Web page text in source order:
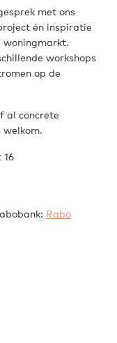
met ons
én inspiratie
woningmarkt.
workshops
op de
al concrete
welkom.
16
Rabo